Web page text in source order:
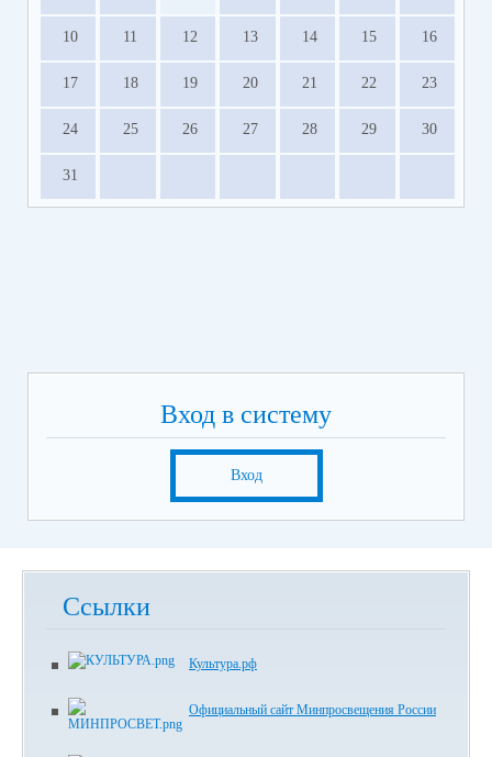
10 11 12 13 14 15 16
17 18 19 20 21 22 23
24 25 26 27 28 29 30
31
Вход в систему
Вход
Ссылки
Культура.рф
Официальный сайт Минпросвещения России